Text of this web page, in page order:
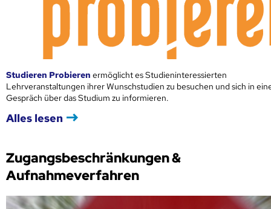
Studieren Probieren ermöglicht es Studieninteressierten
Lehrveranstaltungen ihrer Wunschstudien zu besuchen und sich in
Gespräch über das Studium zu informieren.
Alles lesen
Zugangsbeschränkungen &
Aufnahmeverfahren